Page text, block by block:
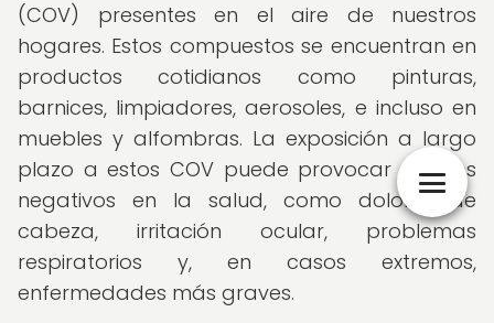
(COV) presentes en el aire de nuestros
hogares. Estos compuestos se encuentran en
productos cotidianos como pinturas,
barnices, limpiadores, aerosoles, e incluso en
muebles y alfombras. La exposición a largo
plazo a estos COV puede provocar efectos
negativos en la salud, como dolores de
cabeza, irritación ocular, problemas
respiratorios y, en casos extremos,
enfermedades más graves.